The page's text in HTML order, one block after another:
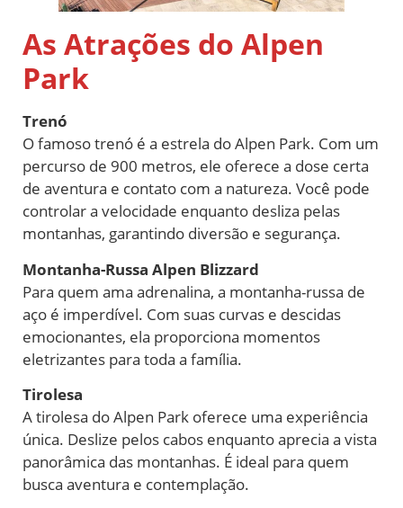
As Atrações do Alpen
Park
Trenó
O famoso trenó é a estrela do Alpen Park. Com um
percurso de 900 metros, ele oferece a dose certa
de aventura e contato com a natureza. Você pode
controlar a velocidade enquanto desliza pelas
montanhas, garantindo diversão e segurança.
Montanha-Russa Alpen Blizzard
Para quem ama adrenalina, a montanha-russa de
aço é imperdível. Com suas curvas e descidas
emocionantes, ela proporciona momentos
eletrizantes para toda a família.
Tirolesa
A tirolesa do Alpen Park oferece uma experiência
única. Deslize pelos cabos enquanto aprecia a vista
panorâmica das montanhas. É ideal para quem
busca aventura e contemplação.